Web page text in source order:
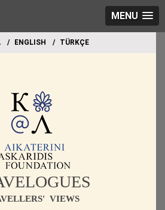
MENU
ΕΝGLISH TÜRKÇE
VIEWS